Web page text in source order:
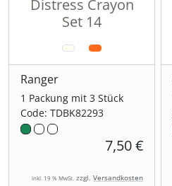
Distress Crayon
Set 14
Ranger
1 Packung mit 3 Stück
Code: TDBK82293
7,50 €
inkl. 19 % MwSt. zzgl. Versandkosten